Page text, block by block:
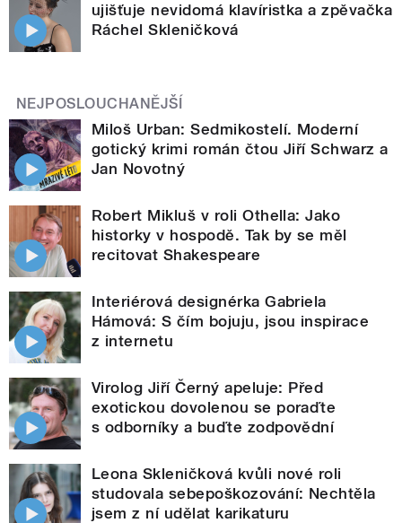
ujišťuje nevidomá klavíristka a zpěvačka
Ráchel Skleničková
NEJPOSLOUCHANĚJŠÍ
Miloš Urban: Sedmikostelí. Moderní
gotický krimi román čtou Jiří Schwarz a
Jan Novotný
Robert Mikluš v roli Othella: Jako
historky v hospodě. Tak by se měl
recitovat Shakespeare
Interiérová designérka Gabriela
Hámová: S čím bojuju, jsou inspirace
z internetu
Virolog Jiří Černý apeluje: Před
exotickou dovolenou se poraďte
s odborníky a buďte zodpovědní
Leona Skleničková kvůli nové roli
studovala sebepoškozování: Nechtěla
jsem z ní udělat karikaturu